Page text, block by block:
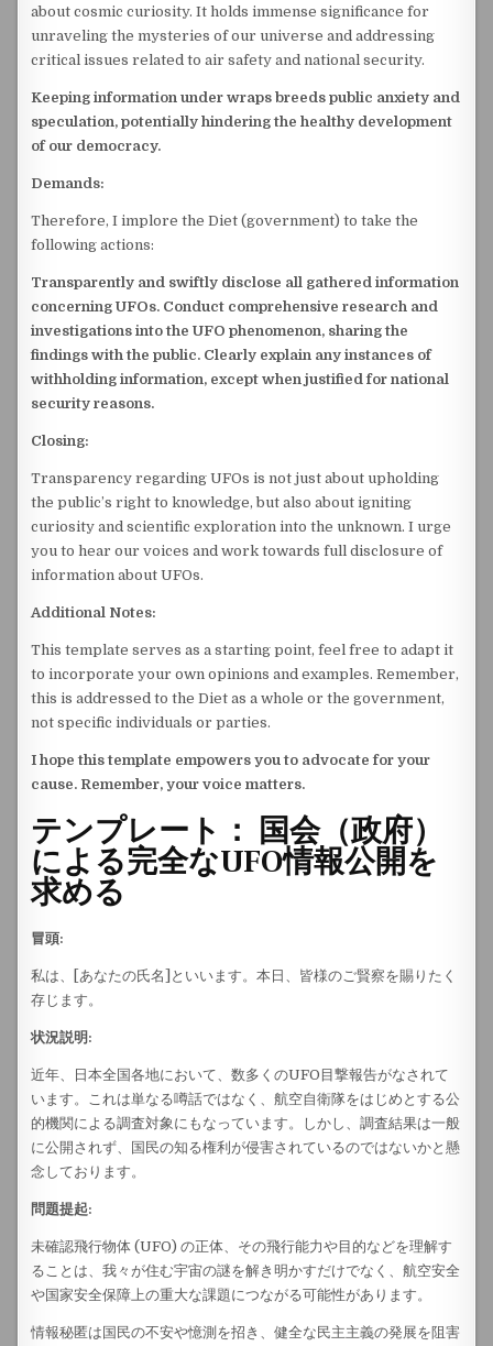
about cosmic curiosity. It holds immense significance for
unraveling the mysteries of our universe and addressing
critical issues related to air safety and national security.
Keeping information under wraps breeds public anxiety and
speculation, potentially hindering the healthy development
of our democracy.
Demands:
Therefore, I implore the Diet (government) to take the
following actions:
Transparently and swiftly disclose all gathered information
concerning UFOs. Conduct comprehensive research and
investigations into the UFO phenomenon, sharing the
findings with the public. Clearly explain any instances of
withholding information, except when justified for national
security reasons.
Closing:
Transparency regarding UFOs is not just about upholding
the public’s right to knowledge, but also about igniting
curiosity and scientific exploration into the unknown. I urge
you to hear our voices and work towards full disclosure of
information about UFOs.
Additional Notes:
This template serves as a starting point, feel free to adapt it
to incorporate your own opinions and examples. Remember,
this is addressed to the Diet as a whole or the government,
not specific individuals or parties.
I hope this template empowers you to advocate for your
cause. Remember, your voice matters.
テンプレート： 国会（政府）
による完全なUFO情報公開を
求める
冒頭:
私は、[あなたの氏名]といいます。本日、皆様のご賢察を賜りたく
存じます。
状況説明:
近年、日本全国各地において、数多くのUFO目撃報告がなされて
います。これは単なる噂話ではなく、航空自衛隊をはじめとする公
的機関による調査対象にもなっています。しかし、調査結果は一般
に公開されず、国民の知る権利が侵害されているのではないかと懸
念しております。
問題提起:
未確認飛行物体 (UFO) の正体、その飛行能力や目的などを理解す
ることは、我々が住む宇宙の謎を解き明かすだけでなく、航空安全
や国家安全保障上の重大な課題につながる可能性があります。
情報秘匿は国民の不安や憶測を招き、健全な民主主義の発展を阻害